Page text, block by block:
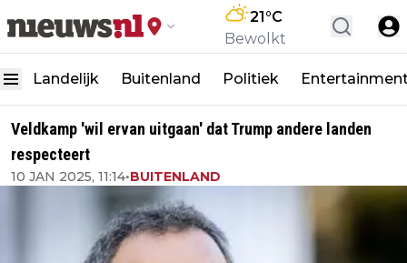
21°C
Bewolkt
Landelijk Buitenland Politiek
Veldkamp 'wil ervan uitgaan' dat Trump andere landen
respecteert
10 JAN 2025, 11:14•BUITENLAND